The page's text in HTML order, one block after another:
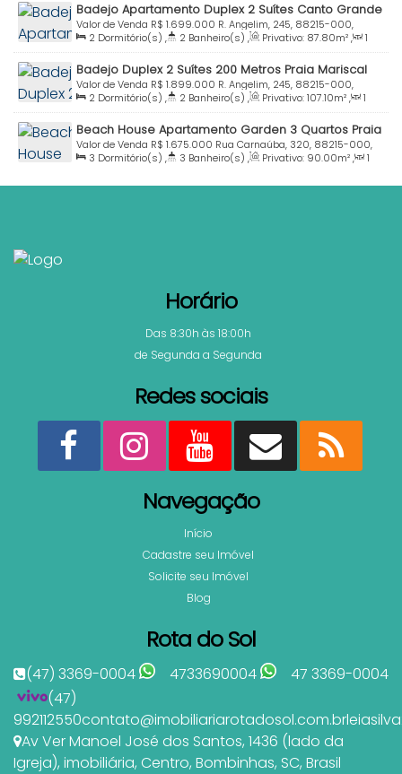
Distância do Mar , Útil:113.10m²
Badejo Apartamento Duplex 2 Suítes Canto Grande
Bombinhas SC
R$ 1.699.000
Valor de Venda
R. Angelim, 245, 88215-000,
Canto Grande, Bombinhas, Santa Catarina, Brasil
2 Dormitório(s) , 2 Banheiro(s) , Privativo: 87.80m²,
1
Sala(s) , 2 Suíte(s), Total:122.10m² , 2 Vaga(s) , 200m
Distância do Mar, Útil:87.80m²
Badejo Duplex 2 Suítes 200 Metros Praia Mariscal
Bombinhas SC
R$ 1.899.000
Valor de Venda
R. Angelim, 245, 88215-000,
Canto Grande, Bombinhas, Santa Catarina, Brasil
2 Dormitório(s) , 2 Banheiro(s) , Privativo:107.10m²,
1
Sala(s) , 2 Suíte(s), Total:147.10m² , 2 Vaga(s) , 200m
Distância do Mar , Útil:107.10m²
Beach House Apartamento Garden 3 Quartos Praia
Mariscal Bombinhas Sc
R$ 1.675.000
Valor de Venda
Rua Carnaúba, 320, 88215-000,
Canto Grande, Bombinhas, Santa Catarina, Brasil
3 Dormitório(s) , 3 Banheiro(s) , Privativo: 90.00m²,
1
Distância do Mar, Útil:90.00m²
Horário
Das 8:30h às 18:00h
de Segunda a Segunda
Redes sociais
Navegação
Início
Cadastre seu Imóvel
Solicite seu Imóvel
Blog
Rota do Sol
(47) 3369-0004 4733690004
47 3369-0004
(47)
992112550contato@imobiliariarotadosol.com.br
Av Ver Manoel José dos Santos, 1436 (lado da
Igreja), imobiliária, Centro, Bombinhas, SC, Brasil